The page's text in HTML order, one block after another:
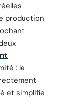
production
: le
et simplifie